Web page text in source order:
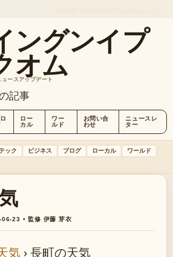
ングンイプ
オム
ースアップデート
記事
ロー
カル
ワー
ルド
お問い合
わせ
ニュースレ
ター
ック ビジネス ブログ ローカル
ワールド
23 • 監修 伊藤 芽衣
気 ›長町の天気